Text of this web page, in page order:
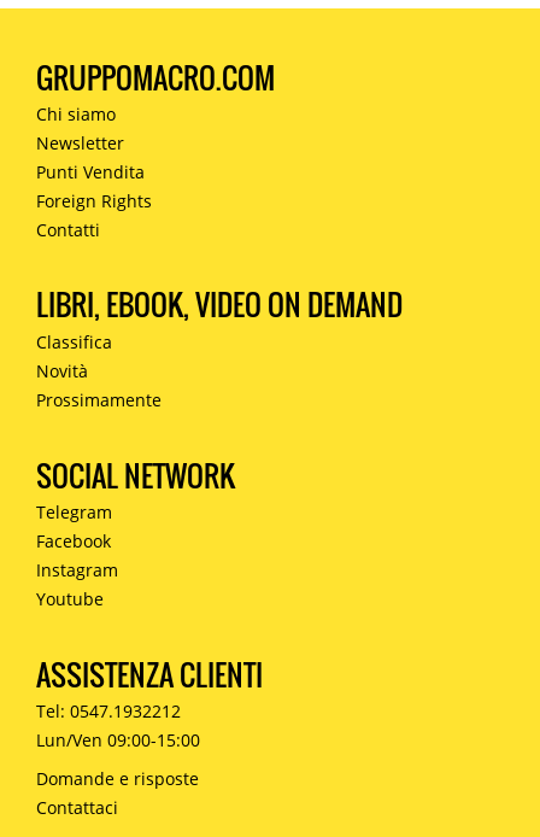
GRUPPOMACRO.COM
Chi siamo
Newsletter
Punti Vendita
Foreign Rights
Contatti
LIBRI, EBOOK, VIDEO ON DEMAND
Classifica
Novità
Prossimamente
SOCIAL NETWORK
Telegram
Facebook
Instagram
Youtube
ASSISTENZA CLIENTI
Tel: 0547.1932212
Lun/Ven 09:00-15:00
Domande e risposte
Contattaci